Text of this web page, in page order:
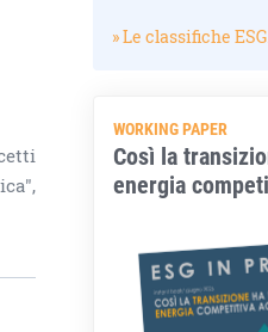
» Le classifiche
WORKING PAPER
Così la
energia